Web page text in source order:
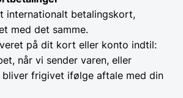
internationalt betalingskort,
med det samme.
på dit kort eller konto indtil:
når vi sender varen, eller
bliver frigivet ifølge aftale med din